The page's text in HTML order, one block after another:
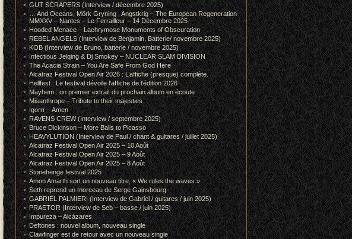
GUT SCRAPERS (Interview / décembre 2025)
… And Oceans, Mörk Gryning , Angstkrig – The European Regeneration
MMXXV – Nantes – Le Ferrailleur – 14 Décembre 2025
Hooded Menace – Lachrymose Monuments of Obscuration
REBEL ANGELS (Interview de Benjamin, Batterie/ novembre 2025)
KOB (Interview de Bruno, batterie / novembre 2025)
Infectious Jelqing & Dj Smokey – NUCLEAR SLAM DIVISION
The Acacia Strain – You Are Safe From God Here
Alcatraz Festival Open Air 2026 : L’affiche (presque) complète.
Hellfest : Le festival dévoile l’affiche de l’édition 2026
Mayhem : un premier extrait du prochain album en écoute
Misanthrope – Tribute to their majesties
Igorrr – Amen
RAVENS CREW (Interview / septembre 2025)
Bruce Dickinson – More Balls to Picasso
HEAVYLUTION (Interview de Paul / chant & guitares / juillet 2025)
Alcatraz Festival Open Air 2025 – 10 Août
Alcatraz Festival Open Air 2025 – 9 Août
Alcatraz Festival Open Air 2025 – 8 Août
Stonehenge festival 2025
Amon Amarth sort un nouveau titre, « We rules the waves »
Seth reprend un morceau de Serge Gainsbourg
GABRIEL PALMIERI (Interview de Gabriel / guitares / juin 2025)
PRAETOR (Interview de Seb – basse / juin 2025)
Impureza – Alcázares
Deftones : nouvel album, nouveau single
Clawfinger est de retour avec un nouveau single